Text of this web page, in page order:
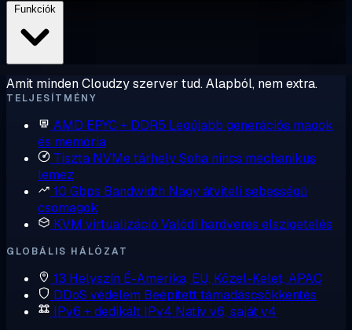
Amit minden Cloudzy szerver tud. Alapból, nem extra.
TELJESÍTMÉNY
AMD EPYC + DDR5 Legújabb generációs magok
és memória
Tiszta NVMe tárhelySoha nincs mechanikus
lemez
10 Gbps Bandwidth Nagy átviteli sebességű
csomagok
KVM virtualizáció Valódi hardveres elszigetelés
GLOBÁLIS HÁLÓZAT
13 Helyszín É-Amerika, EU, Közel-Kelet, APAC
DDoS védelem Beépített támadáscsökkentés
IPv6 + dedikált IPv4 Natív v6, saját v4